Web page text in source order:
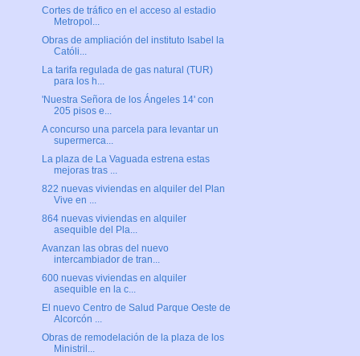
Cortes de tráfico en el acceso al estadio
Metropol...
Obras de ampliación del instituto Isabel la
Católi...
La tarifa regulada de gas natural (TUR)
para los h...
'Nuestra Señora de los Ángeles 14' con
205 pisos e...
A concurso una parcela para levantar un
supermerca...
La plaza de La Vaguada estrena estas
mejoras tras ...
822 nuevas viviendas en alquiler del Plan
Vive en ...
864 nuevas viviendas en alquiler
asequible del Pla...
Avanzan las obras del nuevo
intercambiador de tran...
600 nuevas viviendas en alquiler
asequible en la c...
El nuevo Centro de Salud Parque Oeste de
Alcorcón ...
Obras de remodelación de la plaza de los
Ministril...